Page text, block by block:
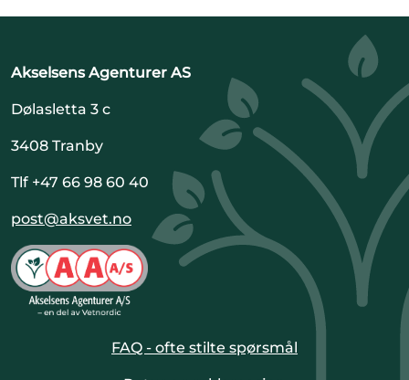
Akselsens Agenturer AS
Dølasletta 3 c
3408 Tranby
Tlf +47 66 98 60 40
post@aksvet.no
FAQ - ofte stilte spørsmål